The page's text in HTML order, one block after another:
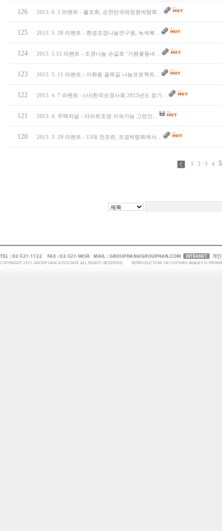
126 2013. 6. 5 라펜트 - 올조회, 순천만국제정원박람회…
125 2013. 5. 28 라펜트 - 환경조경나눔연구원, 녹색복…
124 2013. 5.12 라펜트 - 조경나눔 손길로 ‘가평꽃동네…
123 2013. 5. 11 라펜트 - 이화동 골목길 나눔프로젝트…
122 2013. 4. 7 라펜트 - (사)한국조경사회 2013년도 정기…
121 2013. 4. 주택저널 - 아파트조경 지속가능 그린인…
120 2013. 3. 29 라펜트 - 15대 전조련, 조경박람회에서…
1 2 3 4 5